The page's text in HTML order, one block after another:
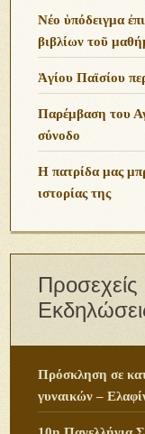
Νέο ὑπόδειγμα
βιβλίων τοῦ
Ἁγίου Παϊσίου
Παρέμβαση του
σύνοδο
Η πατρίδα μας
ιστορίας της
Προσεχείς
Πρόσκληση σε
γυναικών –